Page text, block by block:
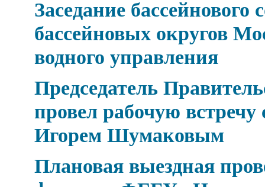
Заседание бассейнового
бассейновых округов
водного управления
Председатель
провел рабочую встречу
Игорем Шумаковым
Плановая выездная